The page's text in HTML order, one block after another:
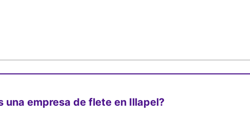
una empresa de flete en Illapel?